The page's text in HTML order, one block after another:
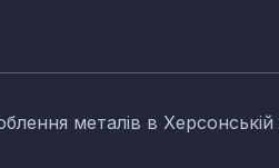
металів в Херсонській